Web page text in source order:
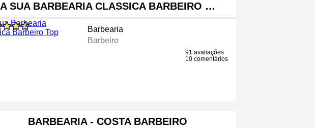
A SUA BARBEARIA CLASSICA BARBEIRO …
Barbearia
Barbeiro
91 avaliações
10 comentários
BARBEARIA - COSTA BARBEIRO